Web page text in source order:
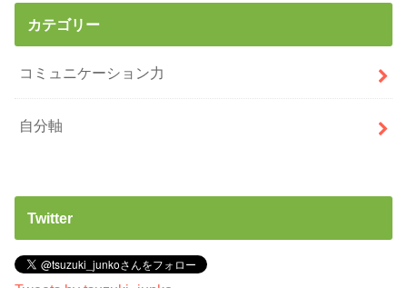
カテゴリー
コミュニケーション力
自分軸
Twitter